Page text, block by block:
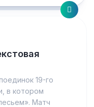
19-го
в котором
Матч